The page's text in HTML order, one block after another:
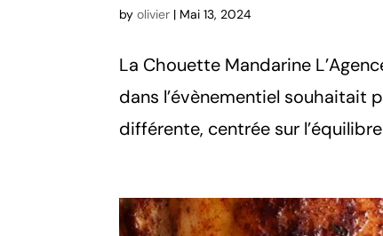
byolivier | Mai 13, 2024
La Chouette Mandarine
dans l’évènementiel
différente, centrée sur